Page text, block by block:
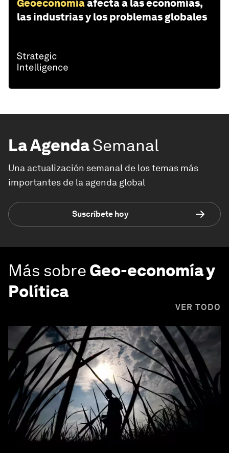
Geoeconomíaafecta a las economías,
las industrias y los problemas globales
La AgendaSemanal
Una actualización semanal de los temas más
importantes de la agenda global
Suscríbete hoy
Más sobre Geo-economía y
Política
VER TODO